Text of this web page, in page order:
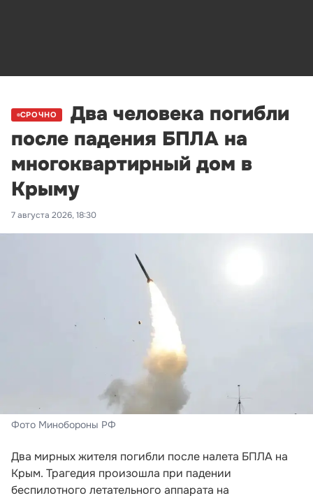
СРОЧНО
Два человека погибли
после падения БПЛА на
многоквартирный дом в
Крыму
7 августа 2026, 18:30
Фото Минобороны РФ
Два мирных жителя погибли после налета БПЛА на
Крым. Трагедия произошла при падении
беспилотного летательного аппарата на